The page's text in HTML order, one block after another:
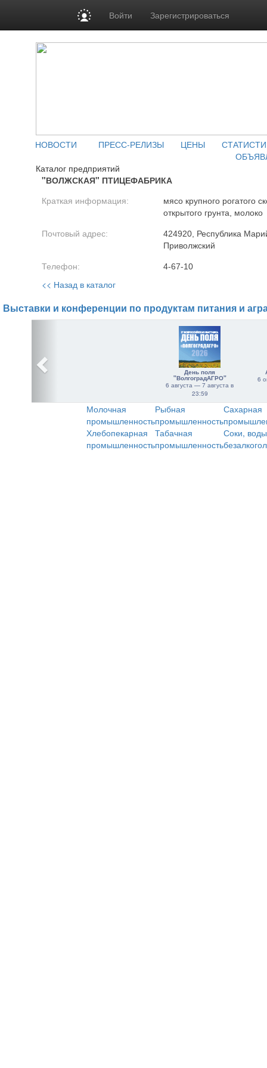
Войти Зарегистрироваться
НОВОСТИ ПРЕСС-РЕЛИЗЫ ЦЕНЫ
Каталог предприятий
"ВОЛЖСКАЯ" ПТИЦЕФАБРИКА
Краткая информация:
мясо крупного рогатого
открытого грунта, молоко
Почтовый адрес:
424920, Республика
Приволжский
Телефон: 4-67-10
<< Назад в каталог
Выставки и конференции по продуктам питания и
День поля
"ВолгоградАГРО"
6 августа — 7 августа в
23:59
6
Молочная
промышленность
Рыбная
промышленность
Сахарная
Хлебопекарная
промышленность
Табачная
промышленность
Соки,